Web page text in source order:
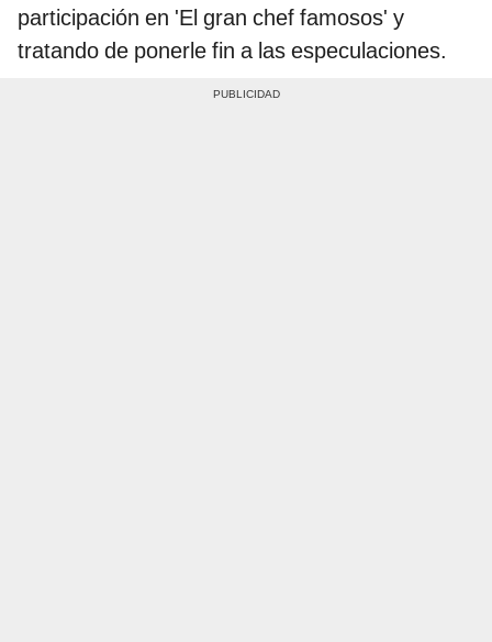
participación en 'El gran chef famosos' y
tratando de ponerle fin a las especulaciones.